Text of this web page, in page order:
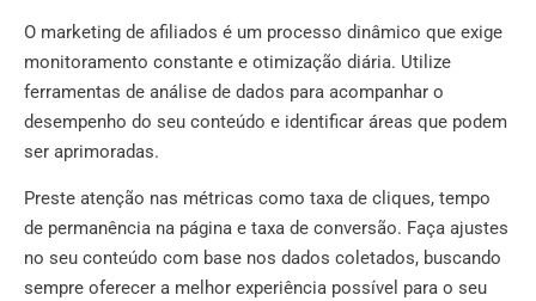
O marketing de afiliados é um processo dinâmico que exige
monitoramento constante e otimização diária. Utilize
ferramentas de análise de dados para acompanhar o
desempenho do seu conteúdo e identificar áreas que podem
ser aprimoradas.
Preste atenção nas métricas como taxa de cliques, tempo
de permanência na página e taxa de conversão. Faça ajustes
no seu conteúdo com base nos dados coletados, buscando
sempre oferecer a melhor experiência possível para o seu